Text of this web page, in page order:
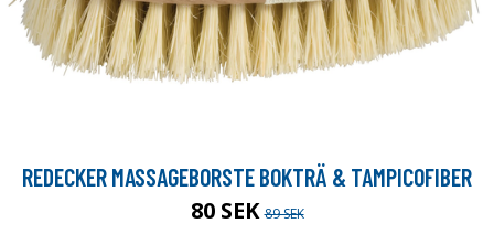
REDECKER MASSAGEBORSTE BOKTRÄ & TAMPICOFIBER
80 SEK89 SEK